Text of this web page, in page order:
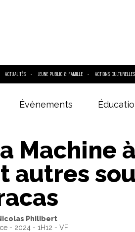
ACTUALITÉS JEUNE PUBLIC & FAMILLE ACTIONS CULTURELLES
Évènements
Machine
autres
Philibert
- 2024 - 1H12 - VF